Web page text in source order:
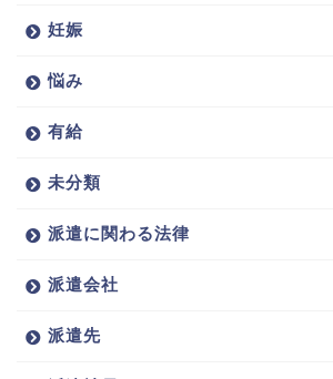
妊娠
悩み
有給
未分類
派遣に関わる法律
派遣会社
派遣先